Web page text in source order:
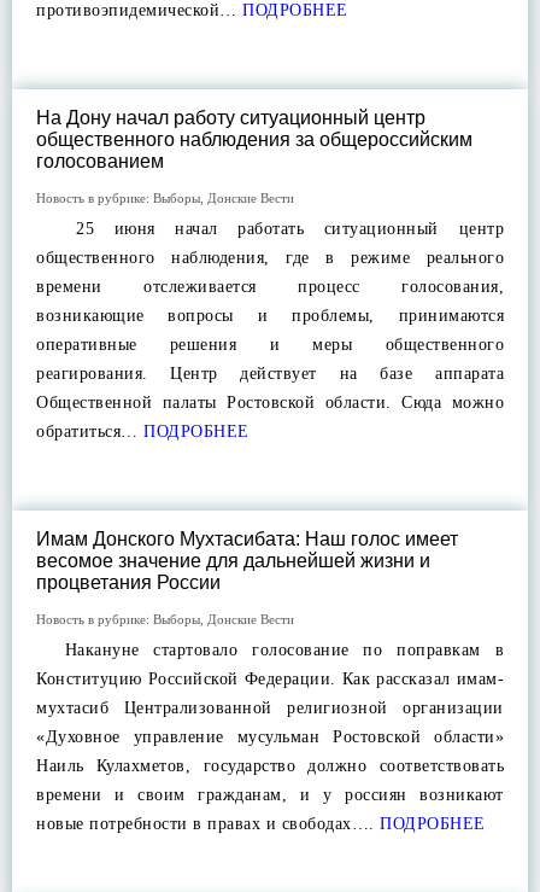
противоэпидемической… ПОДРОБНЕЕ
На Дону начал работу ситуационный центр
общественного наблюдения за общероссийским
голосованием
Новость в рубрике: Выборы Донские Вести
25 июня начал работать ситуационный центр
общественного наблюдения, где в режиме реального
времени отслеживается процесс голосования,
возникающие вопросы и проблемы, принимаются
оперативные решения и меры общественного
реагирования. Центр действует на базе аппарата
Общественной палаты Ростовской области. Сюда можно
обратиться… ПОДРОБНЕЕ
Имам Донского Мухтасибата: Наш голос имеет
весомое значение для дальнейшей жизни и
процветания России
Новость в рубрике: Выборы Донские Вести
Накануне стартовало голосование по поправкам в
Конституцию Российской Федерации. Как рассказал имам-
мухтасиб Централизованной религиозной организации
«Духовное управление мусульман Ростовской области»
Наиль Кулахметов, государство должно соответствовать
времени и своим гражданам, и у россиян возникают
новые потребности в правах и свободах…. ПОДРОБНЕЕ